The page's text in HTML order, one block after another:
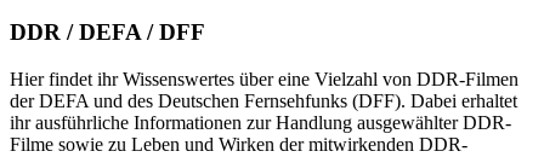
DDR / DEFA / DFF
Hier findet ihr Wissenswertes über eine Vielzahl von DDR-Filmen
der DEFA und des Deutschen Fernsehfunks (DFF). Dabei erhaltet
ihr ausführliche Informationen zur Handlung ausgewählter DDR-
Filme sowie zu Leben und Wirken der mitwirkenden DDR-